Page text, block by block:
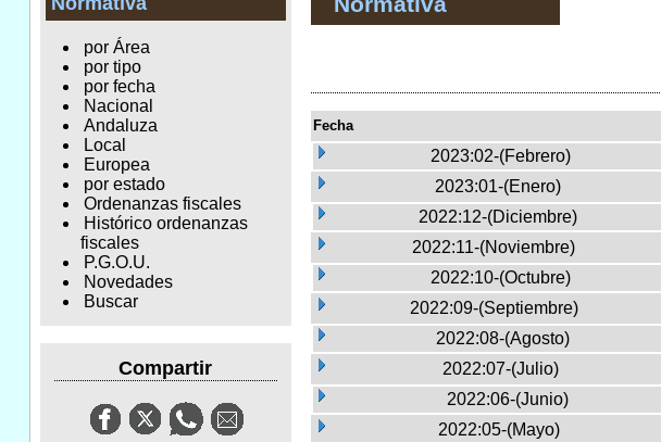
por Área
por tipo
por fecha
Nacional
Andaluza
Local
Europea
por estado
Ordenanzas fiscales
Histórico ordenanzas
fiscales
P.G.O.U.
Novedades
Buscar
Compartir
Fecha
2023:02-(Febrero)
2023:01-(Enero)
2022:12-(Diciembre)
2022:11-(Noviembre)
2022:10-(Octubre)
2022:09-(Septiembre)
2022:08-(Agosto)
2022:07-(Julio)
2022:06-(Junio)
2022:05-(Mayo)